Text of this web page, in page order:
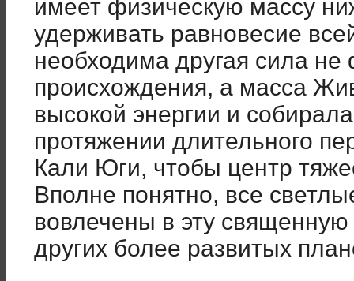
имеет физическую массу
удерживать равновесие
необходима другая сила не
происхождения, а масса
высокой энергии и
протяжении длительного
Кали Юги, чтобы центр
Вполне понятно, все
вовлечены в эту
других более развитых